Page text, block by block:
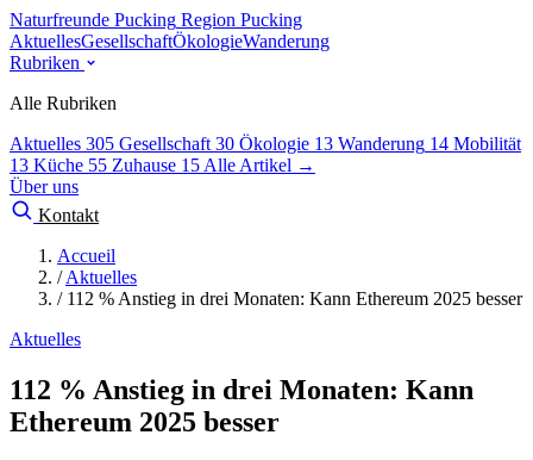
Naturfreunde Pucking Region Pucking
AktuellesGesellschaftÖkologieWanderung
Rubriken
Alle Rubriken
Aktuelles 305 Gesellschaft 30 Ökologie 13 Wanderung 14 Mobilität
13 Küche 55 Zuhause 15 Alle Artikel →
Über uns
Kontakt
Accueil
/ Aktuelles
/ 112 % Anstieg in drei Monaten: Kann Ethereum 2025 besser
Aktuelles
112 % Anstieg in drei Monaten: Kann
Ethereum 2025 besser